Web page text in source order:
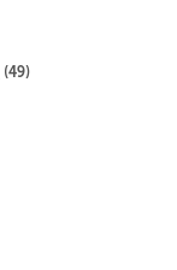
(49)